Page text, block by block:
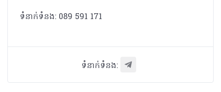
ទំនាក់ទំនង: 089 591 171
ទំនាក់ទំនង: